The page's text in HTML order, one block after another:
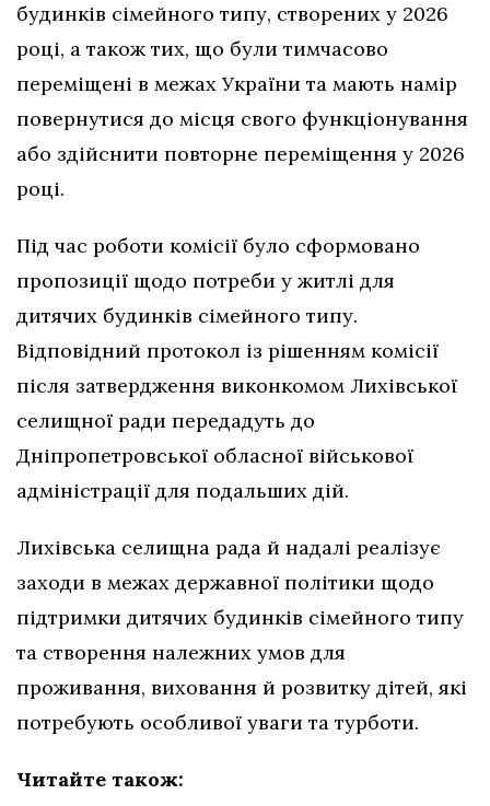
будинків сімейного типу, створених у 2026
році, а також тих, що були тимчасово
переміщені в межах України та мають намір
повернутися до місця свого функціонування
або здійснити повторне переміщення у 2026
році.
Під час роботи комісії було сформовано
пропозиції щодо потреби у житлі для
дитячих будинків сімейного типу.
Відповідний протокол із рішенням комісії
після затвердження виконкомом Лихівської
селищної ради передадуть до
Дніпропетровської обласної військової
адміністрації для подальших дій.
Лихівська селищна рада й надалі реалізує
заходи в межах державної політики щодо
підтримки дитячих будинків сімейного типу
та створення належних умов для
проживання, виховання й розвитку дітей, які
потребують особливої уваги та турботи.
Читайте також: